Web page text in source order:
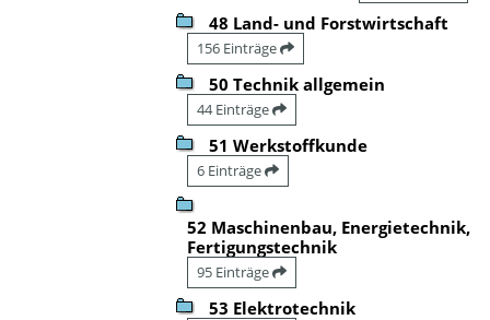
48 Land- und Forstwirtschaft
156 Einträge
50 Technik allgemein
44 Einträge
51 Werkstoffkunde
6 Einträge
52 Maschinenbau, Energietechnik,
Fertigungstechnik
95 Einträge
53 Elektrotechnik